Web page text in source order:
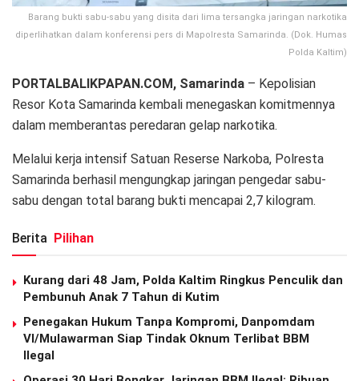
Barang bukti sabu-sabu yang disita dari lima tersangka jaringan narkotika
diperlihatkan dalam konferensi pers di Mapolresta Samarinda. (Dok. Humas
Polda Kaltim)
PORTALBALIKPAPAN.COM, Samarinda – Kepolisian
Resor Kota Samarinda kembali menegaskan komitmennya
dalam memberantas peredaran gelap narkotika.
Melalui kerja intensif Satuan Reserse Narkoba, Polresta
Samarinda berhasil mengungkap jaringan pengedar sabu-
sabu dengan total barang bukti mencapai 2,7 kilogram.
Berita Pilihan
Kurang dari 48 Jam, Polda Kaltim Ringkus Penculik dan
Pembunuh Anak 7 Tahun di Kutim
Penegakan Hukum Tanpa Kompromi, Danpomdam
VI/Mulawarman Siap Tindak Oknum Terlibat BBM
Ilegal